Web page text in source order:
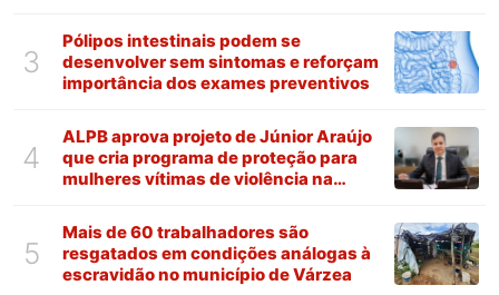
3
Pólipos intestinais podem se
desenvolver sem sintomas e reforçam
importância dos exames preventivos
4
ALPB aprova projeto de Júnior Araújo
que cria programa de proteção para
mulheres vítimas de violência na
5
Mais de 60 trabalhadores são
resgatados em condições análogas à
escravidão no município de Várzea